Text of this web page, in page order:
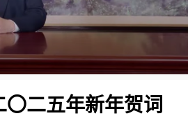
二五年新年贺词